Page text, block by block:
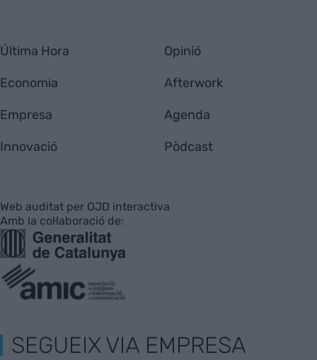
Última Hora
Economia
Empresa
Innovació
Opinió
Afterwork
Agenda
Pòdcast
Web auditat per OJD interactiva
Amb la col·laboració de:
SEGUEIX VIA EMPRESA